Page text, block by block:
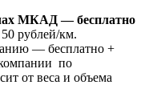
МКАД — бесплатно
рублей/км.
— бесплатно +
компании по
от веса и объема